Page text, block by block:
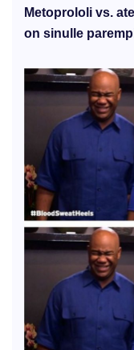
Metoprololi vs.
on sinulle